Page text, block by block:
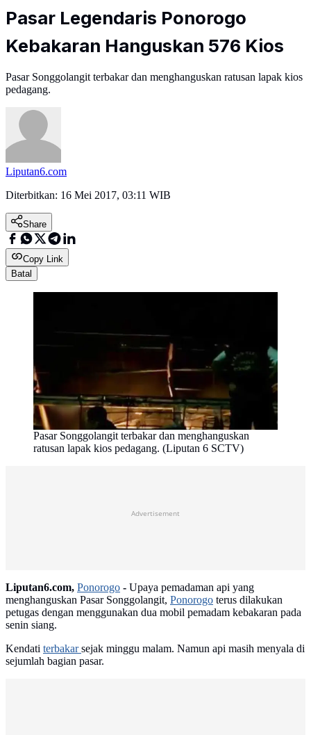
Pasar Legendaris Ponorogo
Kebakaran Hanguskan 576 Kios
Pasar Songgolangit terbakar dan menghanguskan ratusan lapak kios
pedagang.
Liputan6.com
Diterbitkan: 16 Mei 2017, 03:11 WIB
Share
Copy Link
Batal
Pasar Songgolangit terbakar dan menghanguskan
ratusan lapak kios pedagang. (Liputan 6 SCTV)
Advertisement
Liputan6.com, Ponorogo - Upaya pemadaman api yang
menghanguskan Pasar Songgolangit, Ponorogo terus dilakukan
petugas dengan menggunakan dua mobil pemadam kebakaran pada
senin siang.
Kendati terbakarsejak minggu malam. Namun api masih menyala di
sejumlah bagian pasar.